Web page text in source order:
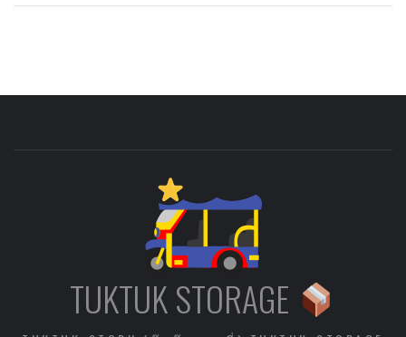
TUKTUK STORAGE